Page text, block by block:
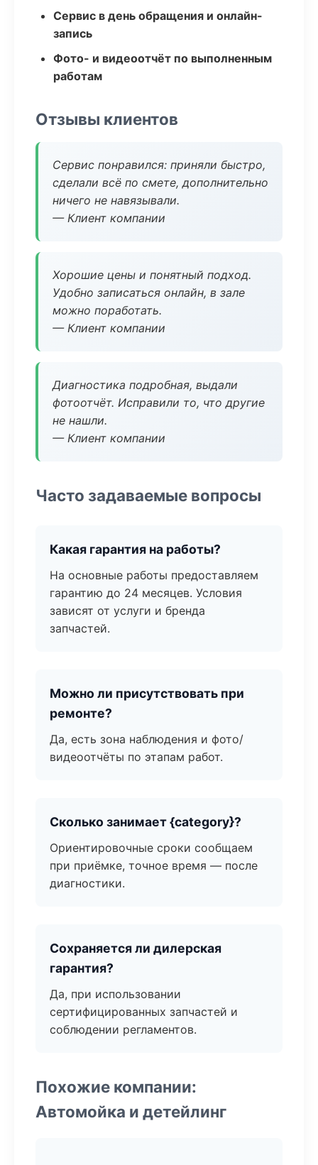
Сервис в день обращения и онлайн-
запись
Фото- и видеоотчёт по выполненным
работам
Отзывы клиентов
Сервис понравился: приняли быстро,
сделали всё по смете, дополнительно
ничего не навязывали.
— Клиент компании
Хорошие цены и понятный подход.
Удобно записаться онлайн, в зале
можно поработать.
— Клиент компании
Диагностика подробная, выдали
фотоотчёт. Исправили то, что другие
не нашли.
— Клиент компании
Часто задаваемые вопросы
Какая гарантия на работы?
На основные работы предоставляем
гарантию до 24 месяцев. Условия
зависят от услуги и бренда
запчастей.
Можно ли присутствовать при
ремонте?
Да, есть зона наблюдения и фото/
видеоотчёты по этапам работ.
Сколько занимает {category}?
Ориентировочные сроки сообщаем
при приёмке, точное время — после
диагностики.
Сохраняется ли дилерская
гарантия?
Да, при использовании
сертифицированных запчастей и
соблюдении регламентов.
Похожие компании:
Автомойка и детейлинг